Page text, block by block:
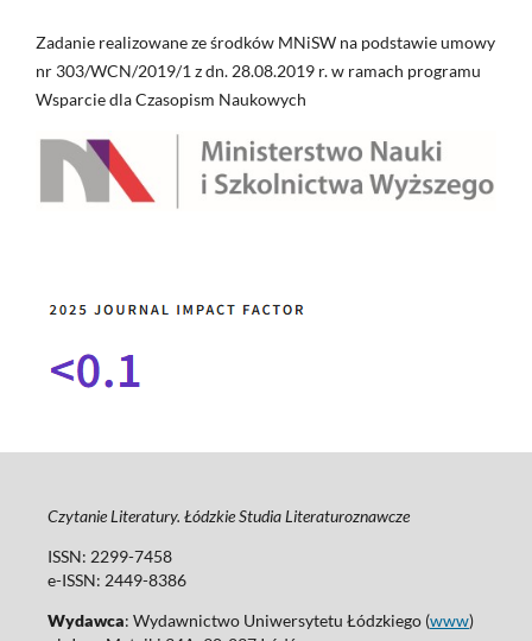
Zadanie realizowane ze środków MNiSW na podstawie umowy
nr 303/WCN/2019/1 z dn. 28.08.2019 r. w ramach programu
Wsparcie dla Czasopism Naukowych
Czytanie Literatury. Łódzkie Studia Literaturoznawcze
ISSN: 2299-7458
e-ISSN: 2449-8386
Wydawca: Wydawnictwo Uniwersytetu Łódzkiego (www)